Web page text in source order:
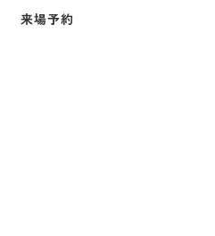
来場予約